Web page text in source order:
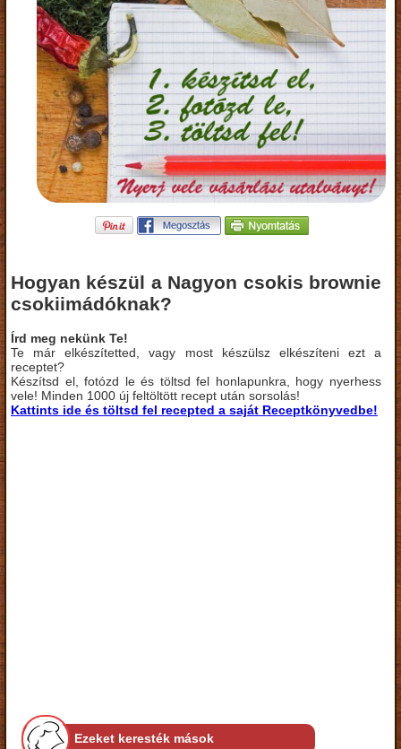
Hogyan készül a Nagyon csokis brownie
csokiimádóknak?
Írd meg nekünk Te!
Te már elkészítetted, vagy most készülsz elkészíteni ezt a
receptet?
Készítsd el, fotózd le és töltsd fel honlapunkra, hogy nyerhess
vele! Minden 1000 új feltöltött recept után sorsolás!
Kattints ide és töltsd fel recepted a saját Receptkönyvedbe!
Ezeket keresték mások